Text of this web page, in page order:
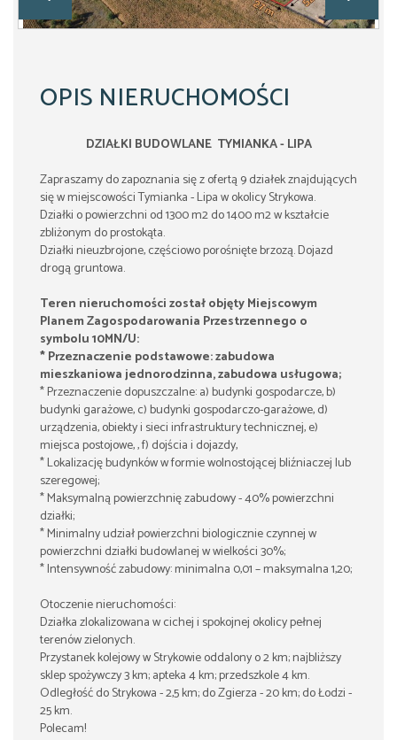
OPIS NIERUCHOMOŚCI
DZIAŁKI BUDOWLANE TYMIANKA - LIPA
Zapraszamy do zapoznania się z ofertą 9 działek znajdujących
się w miejscowości Tymianka - Lipa w okolicy Strykowa.
Działki o powierzchni od 1300 m2 do 1400 m2 w kształcie
zbliżonym do prostokąta.
Działki nieuzbrojone, częściowo porośnięte brzozą. Dojazd
drogą gruntowa.
Teren nieruchomości został objęty Miejscowym
Planem Zagospodarowania Przestrzennego o
symbolu 10MN/U:
* Przeznaczenie podstawowe: zabudowa
mieszkaniowa jednorodzinna, zabudowa usługowa;
* Przeznaczenie dopuszczalne: a) budynki gospodarcze, b)
budynki garażowe, c) budynki gospodarczo-garażowe, d)
urządzenia, obiekty i sieci infrastruktury technicznej, e)
miejsca postojowe, , f) dojścia i dojazdy,
* Lokalizację budynków w formie wolnostojącej bliźniaczej lub
szeregowej;
* Maksymalną powierzchnię zabudowy - 40% powierzchni
działki;
* Minimalny udział powierzchni biologicznie czynnej w
powierzchni działki budowlanej w wielkości 30%;
* Intensywność zabudowy: minimalna 0,01 – maksymalna 1,20;
Otoczenie nieruchomości:
Działka zlokalizowana w cichej i spokojnej okolicy pełnej
terenów zielonych.
Przystanek kolejowy w Strykowie oddalony o 2 km; najbliższy
sklep spożywczy 3 km; apteka 4 km; przedszkole 4 km.
Odległość do Strykowa - 2,5 km; do Zgierza - 20 km; do Łodzi -
25 km.
Polecam!